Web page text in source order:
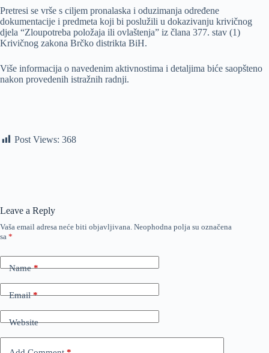
Pretresi se vrše s ciljem pronalaska i oduzimanja određene
dokumentacije i predmeta koji bi poslužili u dokazivanju krivičnog
djela “Zloupotreba položaja ili ovlaštenja” iz člana 377. stav (1)
Krivičnog zakona Brčko distrikta BiH.
Više informacija o navedenim aktivnostima i detaljima biće saopšteno
nakon provedenih istražnih radnji.
Post Views: 368
Leave a Reply
Vaša email adresa neće biti objavljivana. Neophodna polja su označena
sa *
Name*
Email*
Website